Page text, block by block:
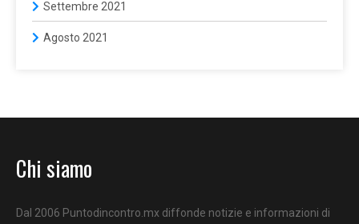
Settembre 2021
Agosto 2021
Chi siamo
Dal 2006 Puntodincontro.mx diffonde notizie e informazioni di